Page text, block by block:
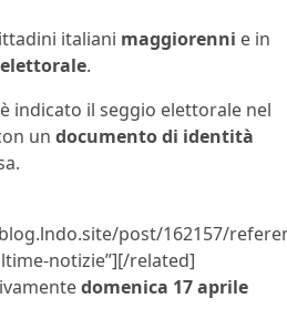
italiani maggiorenni e in
.
indicato il seggio elettorale nel
un documento di identità
post/162157/
notizie”][/related]
domenica 17 aprile